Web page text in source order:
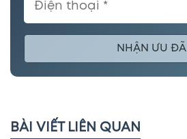
NHẬN ƯU ĐÃI
BÀI VIẾT LIÊN QUAN